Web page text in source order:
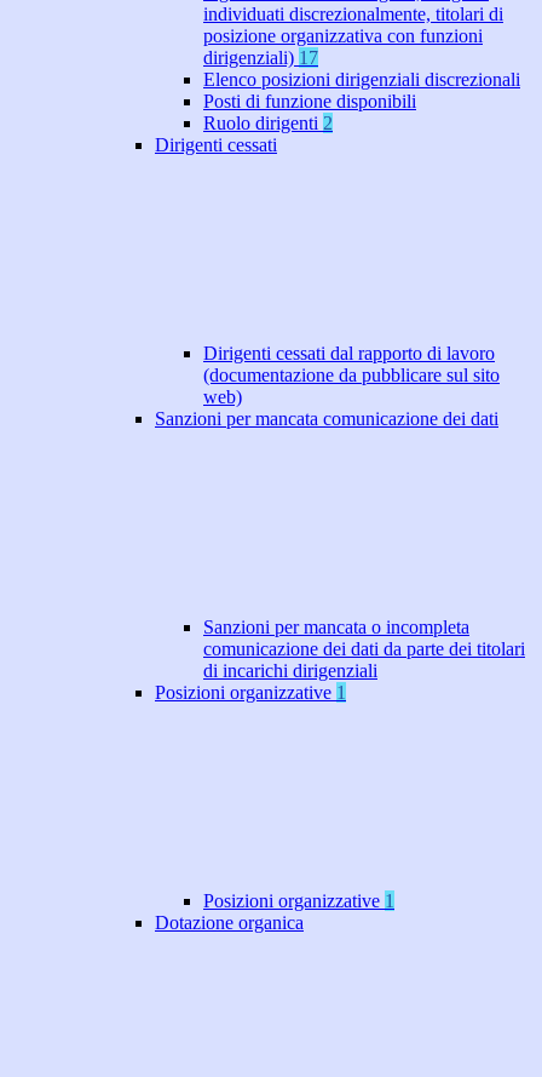
individuati discrezionalmente, titolari di
posizione organizzativa con funzioni
dirigenziali) 17
Elenco posizioni dirigenziali discrezionali
Posti di funzione disponibili
Ruolo dirigenti 2
Dirigenti cessati
Dirigenti cessati dal rapporto di lavoro
(documentazione da pubblicare sul sito
web)
Sanzioni per mancata comunicazione dei dati
Sanzioni per mancata o incompleta
comunicazione dei dati da parte dei titolari
di incarichi dirigenziali
Posizioni organizzative 1
Posizioni organizzative 1
Dotazione organica